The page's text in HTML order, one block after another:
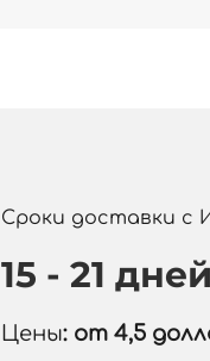
Сроки доставки с
15 - 21 дней
Цены: от 4,5